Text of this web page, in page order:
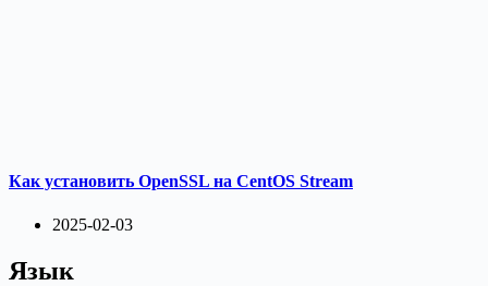
Как установить OpenSSL на CentOS Stream
2025-02-03
Язык